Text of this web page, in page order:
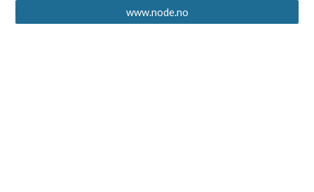
www.node.no